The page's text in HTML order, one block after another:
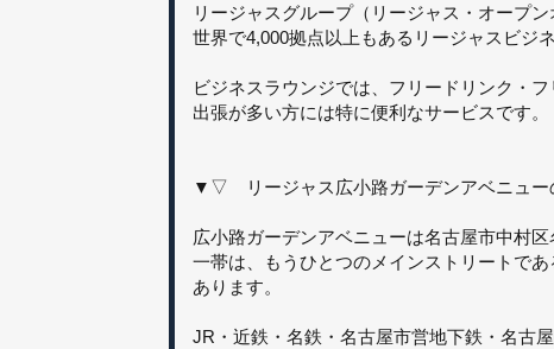
リージャスグループ（リージャス・オープ
世界で4,000拠点以上もあるリージャスビジ
ビジネスラウンジでは、フリードリンク・
出張が多い方には特に便利なサービスです。
▼▽ リージャス広小路ガーデンアベニュ
広小路ガーデンアベニューは名古屋市中村
一帯は、もうひとつのメインストリートで
あります。
JR・近鉄・名鉄・名古屋市営地下鉄・名古